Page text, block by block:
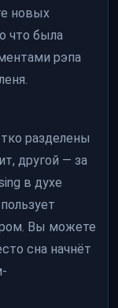
новых
что была
рэпа
разделены
другой — за
в духе
Вы можете
сна начнёт